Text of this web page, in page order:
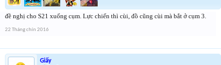
đề nghị cho S21 xuống cụm. Lực chiến thì cùi, đồ cũng cùi mà bắt ở cụm 3.
22 Tháng chín 2016
Giấy